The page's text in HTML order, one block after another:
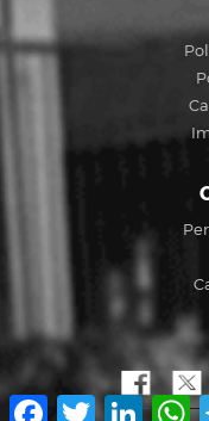
Facebook
Twitter